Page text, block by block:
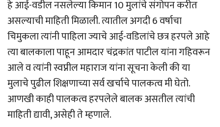
हे आई-वडील नसलेल्या किमान 10 मुलांचे संगोपन करीत
असल्याची माहिती मिळाली. त्यातील अगदी 6 वर्षाचा
चिमुकला त्यांनी पाहिला ज्याचे आई-वडिलांचे छत्र हरपले आहे
त्या बालकाला पाहून आमदार चंद्रकांत पाटील यांना गहिवरून
आले व त्यांनी स्वप्नील महाराज यांना सूचना केली की या
मुलाचे पुढील शिक्षणाच्या सर्व खर्चाचे पालकत्व मी घेतो.
आणखी काही पालकत्व हरपलेले बालक असतील त्यांची
माहिती द्यावी, असेही ते म्हणाले.